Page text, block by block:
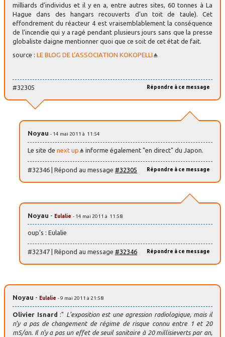
milliards d’individus et il y en a, entre autres sites, 60 tonnes à La
Hague dans des hangars recouverts d’un toit de taule). Cet
effondrement du réacteur 4 est vraisemblablement la conséquence
de l’incendie qui y a ragé pendant plusieurs jours sans que la presse
globaliste daigne mentionner quoi que ce soit de cet état de fait.
source : LE BLOG DE L’ASSOCIATION KOKOPELLI
Répondre à ce message
#32305
Noyau - 14 mai 2011 à 11:54
Le site de next up informe également "en direct" du Japon.
Répondre à ce message
#32346 | Répond au message #32305
Noyau - Eulalie - 14 mai 2011 à 11:58
oup’s : Eulalie
Répondre à ce message
#32347 | Répond au message #32346
Noyau - Eulalie - 9 mai 2011 à 21:58
Olivier Isnard :" L’exposition est une agression radiologique, mais il
n’y a pas de changement de régime de risque connu entre 1 et 20
mS/an. Il n’y a pas un effet de seuil sanitaire à 20 millisieverts par an,